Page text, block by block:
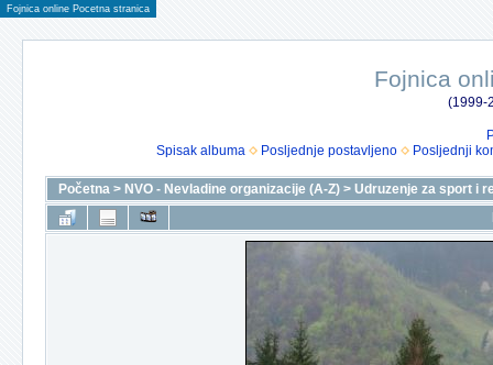
Fojnica online Pocetna stranica
Fojnica
(1999-
Spisak albuma
Posljednje postavljeno Posljednji
Početna > NVO - Nevladine organizacije (A-Z) > Udruzenje za sport i